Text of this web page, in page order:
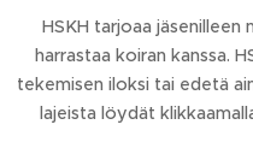
HSKH tarjoaa jäsenilleen
harrastaa koiran kanssa.
tekemisen iloksi tai edetä
lajeista löydät